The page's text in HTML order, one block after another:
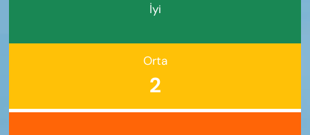
İyi
Orta
2